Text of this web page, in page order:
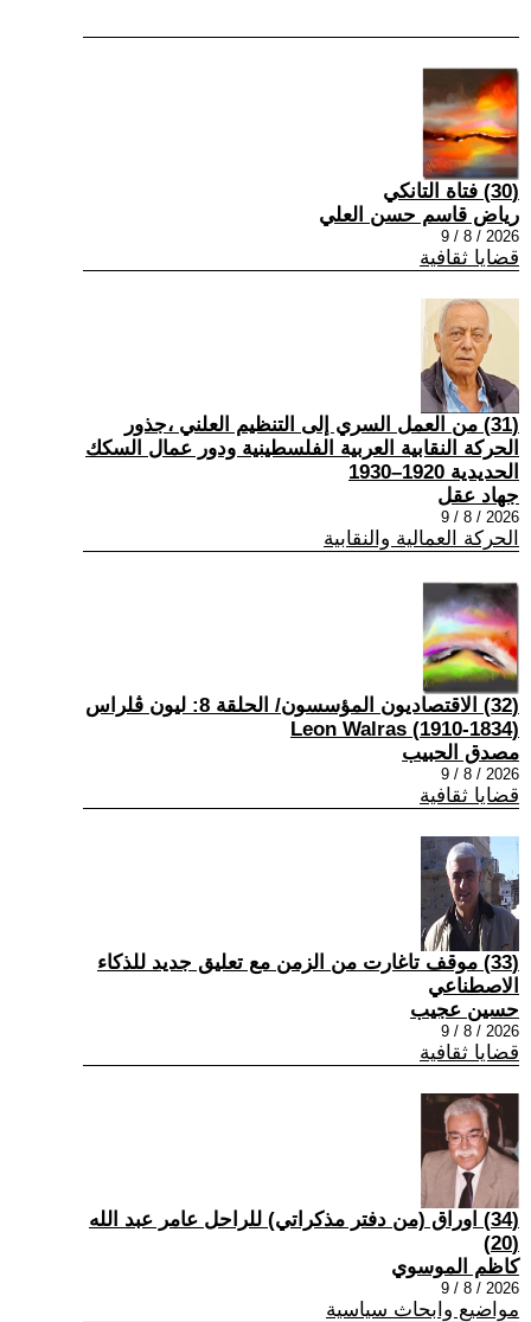
(30) فتاة التانكي
رياض قاسم حسن العلي
2026 / 8 / 9
قضايا ثقافية
(31) من العمل السري إلى التنظيم العلني ،جذور
الحركة النقابية العربية الفلسطينية ودور عمال السكك
الحديدية 1920–1930
جهاد عقل
2026 / 8 / 9
الحركة العمالية والنقابية
(32) الاقتصاديون المؤسسون/ الحلقة 8: ليون ڤلراس
(1834-1910) Leon Walras
مصدق الحبيب
2026 / 8 / 9
قضايا ثقافية
(33) موقف تاغارت من الزمن مع تعليق جديد للذكاء
الاصطناعي
حسين عجيب
2026 / 8 / 9
قضايا ثقافية
(34) اوراق (من دفتر مذكراتي) للراحل عامر عبد الله
(20)
كاظم الموسوي
2026 / 8 / 9
مواضيع وابحاث سياسية